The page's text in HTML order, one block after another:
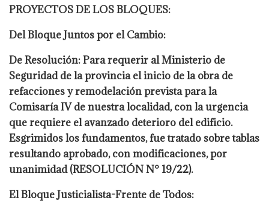
PROYECTOS DE LOS BLOQUES:
Del Bloque Juntos por el Cambio:
De Resolución: Para requerir al Ministerio de
Seguridad de la provincia el inicio de la obra de
refacciones y remodelación prevista para la
Comisaría IV de nuestra localidad, con la urgencia
que requiere el avanzado deterioro del edificio.
Esgrimidos los fundamentos, fue tratado sobre tablas
resultando aprobado, con modificaciones, por
unanimidad (RESOLUCIÓN N° 19/22).
El Bloque Justicialista-Frente de Todos: